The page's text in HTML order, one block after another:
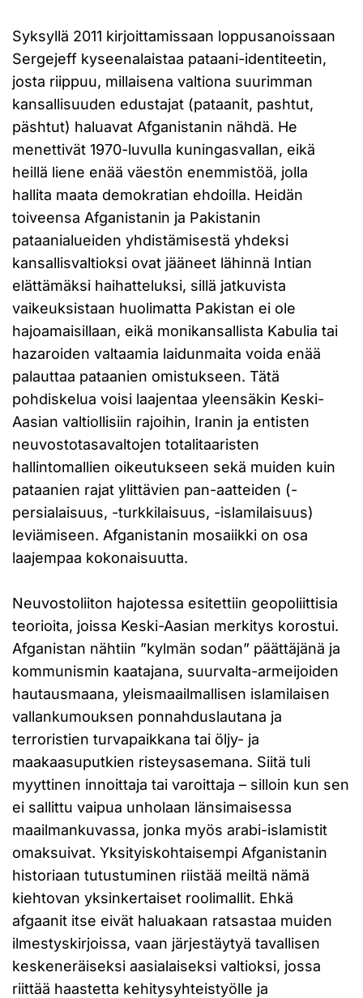
Syksyllä 2011 kirjoittamissaan loppusanoissaan
Sergejeff kyseenalaistaa pataani-identiteetin,
josta riippuu, millaisena valtiona suurimman
kansallisuuden edustajat (pataanit, pashtut,
päshtut) haluavat Afganistanin nähdä. He
menettivät 1970-luvulla kuningasvallan, eikä
heillä liene enää väestön enemmistöä, jolla
hallita maata demokratian ehdoilla. Heidän
toiveensa Afganistanin ja Pakistanin
pataanialueiden yhdistämisestä yhdeksi
kansallisvaltioksi ovat jääneet lähinnä Intian
elättämäksi haihatteluksi, sillä jatkuvista
vaikeuksistaan huolimatta Pakistan ei ole
hajoamaisillaan, eikä monikansallista Kabulia tai
hazaroiden valtaamia laidunmaita voida enää
palauttaa pataanien omistukseen. Tätä
pohdiskelua voisi laajentaa yleensäkin Keski-
Aasian valtiollisiin rajoihin, Iranin ja entisten
neuvostotasavaltojen totalitaaristen
hallintomallien oikeutukseen sekä muiden kuin
pataanien rajat ylittävien pan-aatteiden (-
persialaisuus, -turkkilaisuus, -islamilaisuus)
leviämiseen. Afganistanin mosaiikki on osa
laajempaa kokonaisuutta.
Neuvostoliiton hajotessa esitettiin geopoliittisia
teorioita, joissa Keski-Aasian merkitys korostui.
Afganistan nähtiin ”kylmän sodan” päättäjänä ja
kommunismin kaatajana, suurvalta-armeijoiden
hautausmaana, yleismaailmallisen islamilaisen
vallankumouksen ponnahduslautana ja
terroristien turvapaikkana tai öljy- ja
maakaasuputkien risteysasemana. Siitä tuli
myyttinen innoittaja tai varoittaja – silloin kun sen
ei sallittu vaipua unholaan länsimaisessa
maailmankuvassa, jonka myös arabi-islamistit
omaksuivat. Yksityiskohtaisempi Afganistanin
historiaan tutustuminen riistää meiltä nämä
kiehtovan yksinkertaiset roolimallit. Ehkä
afgaanit itse eivät haluakaan ratsastaa muiden
ilmestyskirjoissa, vaan järjestäytyä tavallisen
keskeneräiseksi aasialaiseksi valtioksi, jossa
riittää haastetta kehitysyhteistyölle ja